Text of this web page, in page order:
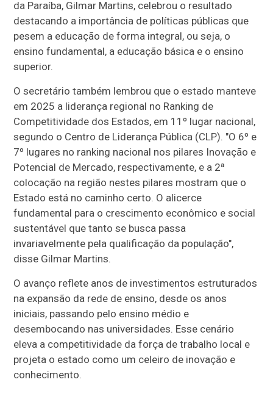
da Paraíba, Gilmar Martins, celebrou o resultado
destacando a importância de políticas públicas que
pesem a educação de forma integral, ou seja, o
ensino fundamental, a educação básica e o ensino
superior.
O secretário também lembrou que o estado manteve
em 2025 a liderança regional no Ranking de
Competitividade dos Estados, em 11º lugar nacional,
segundo o Centro de Liderança Pública (CLP). "O 6º e
7º lugares no ranking nacional nos pilares Inovação e
Potencial de Mercado, respectivamente, e a 2ª
colocação na região nestes pilares mostram que o
Estado está no caminho certo. O alicerce
fundamental para o crescimento econômico e social
sustentável que tanto se busca passa
invariavelmente pela qualificação da população",
disse Gilmar Martins.
O avanço reflete anos de investimentos estruturados
na expansão da rede de ensino, desde os anos
iniciais, passando pelo ensino médio e
desembocando nas universidades. Esse cenário
eleva a competitividade da força de trabalho local e
projeta o estado como um celeiro de inovação e
conhecimento.